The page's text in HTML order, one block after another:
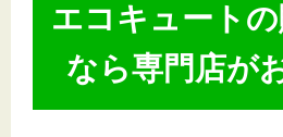
エコキュート
なら専門店が